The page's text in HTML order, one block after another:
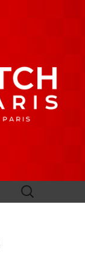
Rechercher :